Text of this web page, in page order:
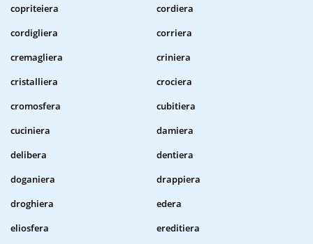
copriteiera
cordiera
cordigliera
corriera
cremagliera
criniera
cristalliera
crociera
cromosfera
cubitiera
cuciniera
damiera
delibera
dentiera
doganiera
drappiera
droghiera
edera
eliosfera
ereditiera